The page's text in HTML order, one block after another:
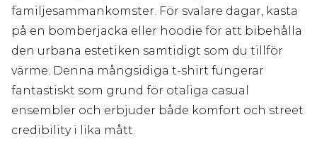
familjesammankomster. För svalare dagar, kasta
på en bomberjacka eller hoodie för att bibehålla
den urbana estetiken samtidigt som du tillför
värme. Denna mångsidiga t-shirt fungerar
fantastiskt som grund för otaliga casual
ensembler och erbjuder både komfort och street
credibility i lika mått.